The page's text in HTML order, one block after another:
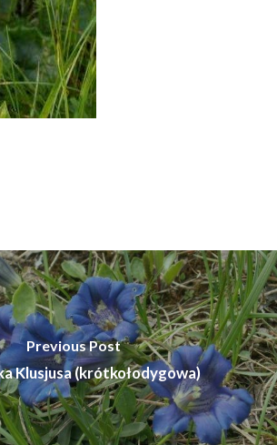
Previous Post
Klusjusa (krótkołodygowa)